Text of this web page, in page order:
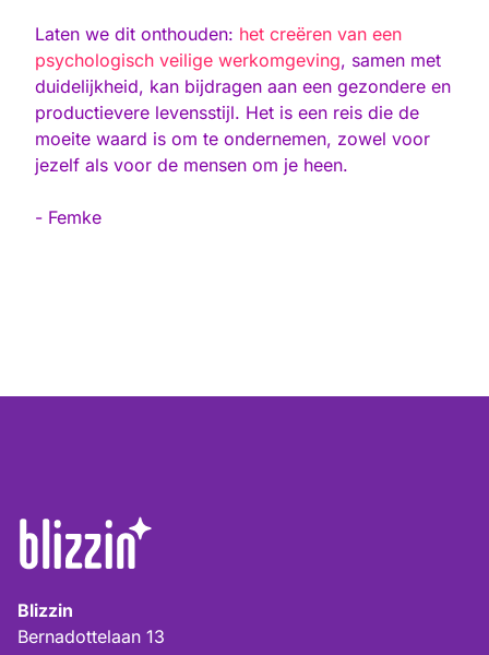
Laten we dit onthouden: het creëren van een
psychologisch veilige werkomgeving, samen met
duidelijkheid, kan bijdragen aan een gezondere en
productievere levensstijl. Het is een reis die de
moeite waard is om te ondernemen, zowel voor
jezelf als voor de mensen om je heen.
- Femke
Blizzin
Bernadottelaan 13